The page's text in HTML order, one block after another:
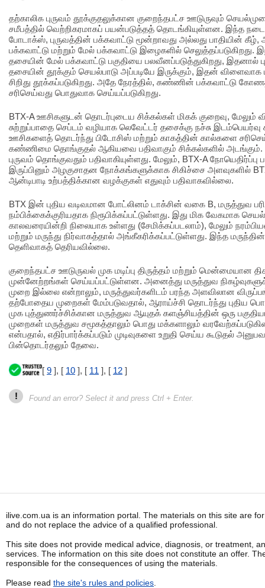
தற்காலிக புருவம் தூக்குதலுக்கான குறைந்தபட்ச ஊடுருவும்
சமீபத்தில் வெற்றிகரமாகப் பயன்படுத்தத் தொடங்கியுள்ளன. இந்த
போடாக்ஸ், புருவத்தின் பக்கவாட்டு மூன்றாவது அல்லது பாதியின் கீழ்,
பக்கவாட்டு மற்றும் மேல் பக்கவாட்டு இழைகளில் செலுத்தப்படுகிறது.
தசையின் மேல் பக்கவாட்டு பகுதியை பலவீனப்படுத்துகிறது, இதனால்
தசையின் தூக்கும் செயல்பாடு அப்படியே இருக்கும், இதன் விளைவாக
சிறிது தூக்கப்படுகிறது. அதே நேரத்தில், கண்ணின் பக்கவாட்டு
சரிசெய்வது பொதுவாக செய்யப்படுகிறது.
BTX-A ஊசிகளுடன் தொடர்புடைய சிக்கல்கள் மிகக் குறைவு, மேலும்
சுற்றுப்பாதை செப்டம் வழியாக லெவேட்டர் தசைக்கு நச்சு
ஊசிகளைத் தொடர்ந்து பிடோசிஸ் மற்றும் காகத்தின் கால்களை
கண்ணிமை தொங்குதல் ஆகியவை பதிவாகும் சிக்கல்களில் அடங்கும்.
புருவம் தொங்குவதும் பதிவாகியுள்ளது. மேலும், BTX-A
இருப்பினும் அழகுசாதன நோக்கங்களுக்காக சிகிச்சை அளவுகளில்
ஆன்டிபாடி உற்பத்திக்கான வழக்குகள் எதுவும் பதிவாகவில்லை.
BTX இன் புதிய வடிவமான போட்லினம் டாக்சின் வகை B, மருத்துவ
நம்பிக்கைக்குரியதாக நிரூபிக்கப்பட்டுள்ளது. இது மிக வேகமாக
காலவரையின்றி நிலையாக உள்ளது (சேமிக்கப்படலாம்), மேலும்
மற்றும் மருந்து நிர்வாகத்தால் அங்கீகரிக்கப்பட்டுள்ளது. இந்த
தெளிவாகத் தெரியவில்லை.
குறைந்தபட்ச ஊடுருவல் முக மடிப்பு திருத்தம் மற்றும் மென்மையான
முன்னேற்றங்கள் செய்யப்பட்டுள்ளன. அனைத்து மருத்துவ
முறை இல்லை என்றாலும், மருத்துவர்களிடம் பரந்த அளவிலான
தற்போதைய முறைகள் மேம்படுவதால், ஆராய்ச்சி தொடர்ந்து புதிய
முக புத்துணர்ச்சிக்கான மருத்துவ ஆயுதக் களஞ்சியத்தின் ஒரு
முறைகள் மருத்துவ சமூகத்தாலும் பொது மக்களாலும்
என்பதால், எதிர்பார்க்கப்படும் முடிவுகளை உறுதி செய்ய கூடுதல்
பின்தொடர்தலும் தேவை.
[ 9 ], [ 10 ], [ 11 ], [ 12 ]
! Found an error? Select it and press Ctrl + Enter.
ilive.com.ua is an information portal. The materials on this site are
and do not replace the advice of a qualified professional.
This site does not provide medical advice, diagnosis, or treatment,
services. The information on this site does not constitute an offer.
responsible for the consequences of using the materials.
Please read the site's rules and policies